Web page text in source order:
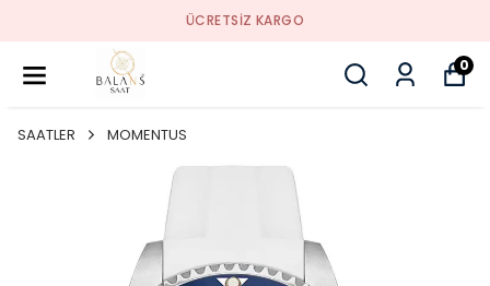
SORUNSUZ İADE
0
SAATLER MOMENTUS